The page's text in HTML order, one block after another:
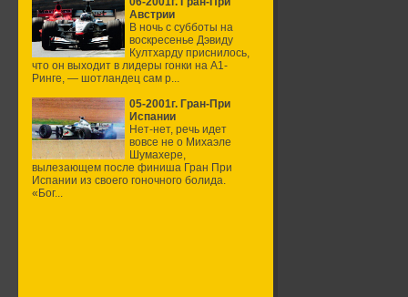
Австрии
В ночь с субботы на
воскресенье Дэвиду
Култхарду приснилось,
что он выходит в лидеры гонки на А1-
Ринге, — шотландец сам р...
05-2001г. Гран-При
Испании
Нет-нет, речь идет
вовсе не о Михаэле
Шумахере,
вылезающем после финиша Гран При
Испании из своего гоночного болида.
«Бог...